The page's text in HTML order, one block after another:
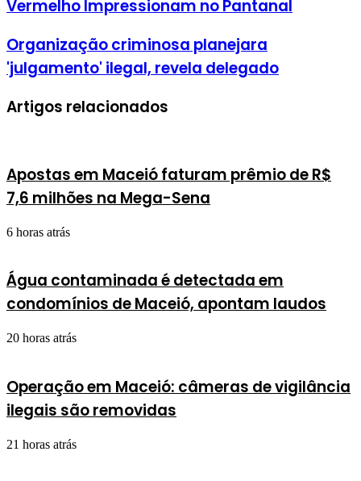
Vermelho Impressionam no Pantanal
Organização criminosa planejara
'julgamento' ilegal, revela delegado
Artigos relacionados
Apostas em Maceió faturam prêmio de R$
7,6 milhões na Mega-Sena
6 horas atrás
Água contaminada é detectada em
condomínios de Maceió, apontam laudos
20 horas atrás
Operação em Maceió: câmeras de vigilância
ilegais são removidas
21 horas atrás